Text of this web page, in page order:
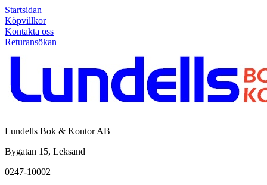
Startsidan
Köpvillkor
Kontakta oss
Returansökan
Lundells Bok & Kontor AB
Bygatan 15, Leksand
0247-10002